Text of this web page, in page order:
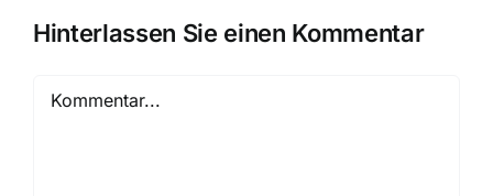
Hinterlassen Sie einen Kommentar